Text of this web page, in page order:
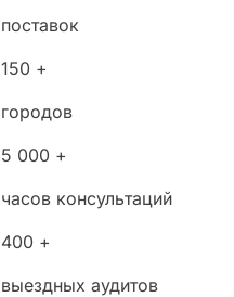
поставок
150 +
городов
5 000 +
часов консультаций
400 +
выездных аудитов